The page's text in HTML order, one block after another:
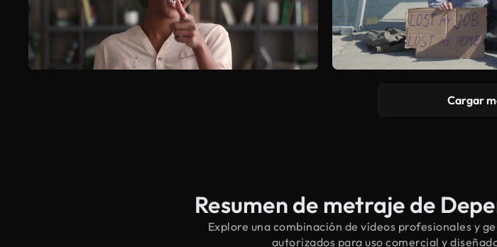
Cargar
Resumen de metraje de
Explore una combinación de vídeos profesionales y
autorizados para uso comercial y